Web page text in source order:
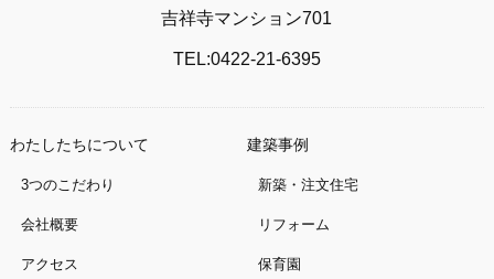
吉祥寺マンション701
TEL:0422-21-6395
わたしたちについて
3つのこだわり
会社概要
アクセス
建築事例
新築・注文住宅
リフォーム
保育園